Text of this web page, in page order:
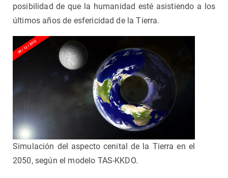
posibilidad de que la humanidad esté asistiendo a los
últimos años de esfericidad de la Tierra.
Simulación del aspecto cenital de la Tierra en el
2050, según el modelo TAS-KKDO.